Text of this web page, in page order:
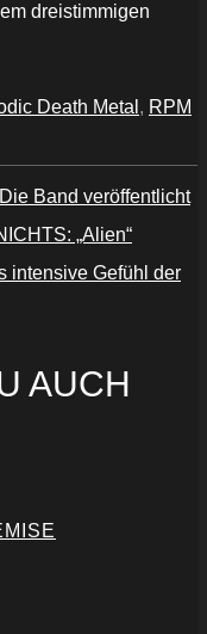
dreistimmigen
Death Metal , RPM
Band veröffentlicht
„Alien“
intensive Gefühl der
AUCH